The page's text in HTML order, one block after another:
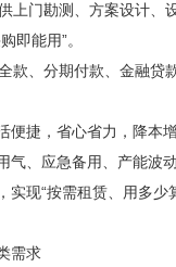
上门勘测、方案设计
即能用”。
款、分期付款、金融
捷，省心省力，降本
气、应急备用、产能波
实现“按需租赁、用多
需求